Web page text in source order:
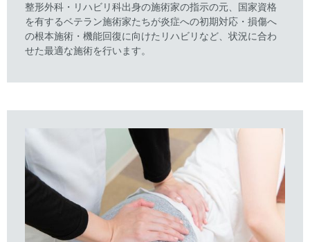
整形外科・リハビリ科出身の施術家の指示の元、国家資格
を有するベテラン施術家たちが炎症への初期対応・損傷へ
の根本施術・機能回復に向けたリハビリなど、状況に合わ
せた最適な施術を行います。